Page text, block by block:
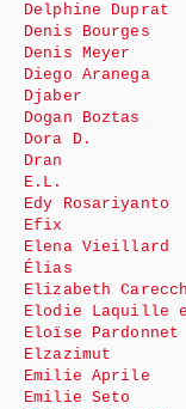
Delphine Duprat
Denis Bourges
Denis Meyer
Diego Aranega
Djaber
Dogan Boztas
Dora D.
Dran
E.L.
Edy Rosariyanto
Efix
Elena Vieillard
Élias
Elizabeth
Elodie Laquille
Eloïse Pardonnet
Elzazimut
Emilie Aprile
Emilie Seto